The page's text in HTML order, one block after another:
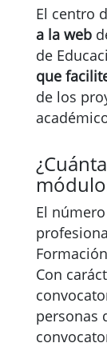
El centro
a la web
de
que
de los
El
Con
personas